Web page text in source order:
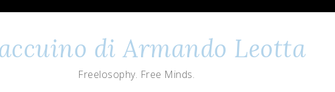
di Armando Leotta
Freelosophy. Free Minds.